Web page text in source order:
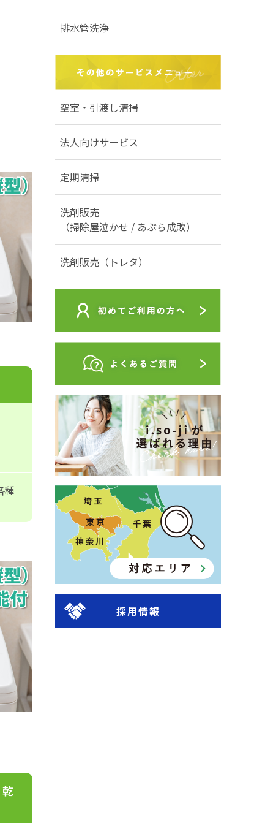
種
排水管洗浄
空室・引渡し清掃
法人向けサービス
定期清掃
洗剤販売
（掃除屋泣かせ / あぶら成敗）
洗剤販売（トレタ）
採用情報